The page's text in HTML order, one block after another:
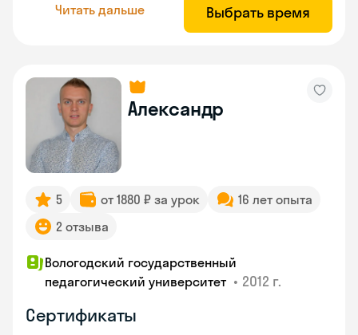
Читать дальше Выбрать время
Александр
5 от 1880 ₽ за урок
16 лет опыта
2 отзыва
Вологодский государственный
педагогический университет • 2012 г.
Сертификаты